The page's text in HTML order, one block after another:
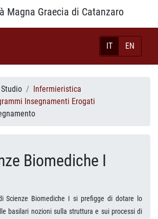
Magna Graecia di Catanzaro
IT EN
Infermieristica
Insegnamenti Erogati
Biomediche I
Scienze Biomediche I si prefigge di dotare lo
basilari nozioni sulla struttura e sui processi di